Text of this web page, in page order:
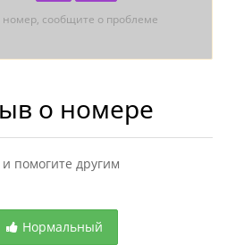
сообщите о проблеме
о номере
помогите другим
Нормальный